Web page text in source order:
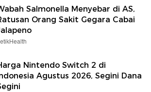
Salmonella Menyebar di AS,
Orang Sakit Gegara Cabai
Nintendo Switch 2 di
Agustus 2026, Segini Dana